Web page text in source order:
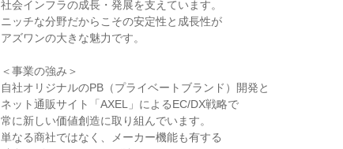
社会インフラの成長・発展を支えています。
ニッチな分野だからこその安定性と成長性が
アズワンの大きな魅力です。
＜事業の強み＞
自社オリジナルのPB（プライベートブランド）開発と
ネット通販サイト「AXEL」によるEC/DX戦略で
常に新しい価値創造に取り組んでいます。
単なる商社ではなく、メーカー機能も有する